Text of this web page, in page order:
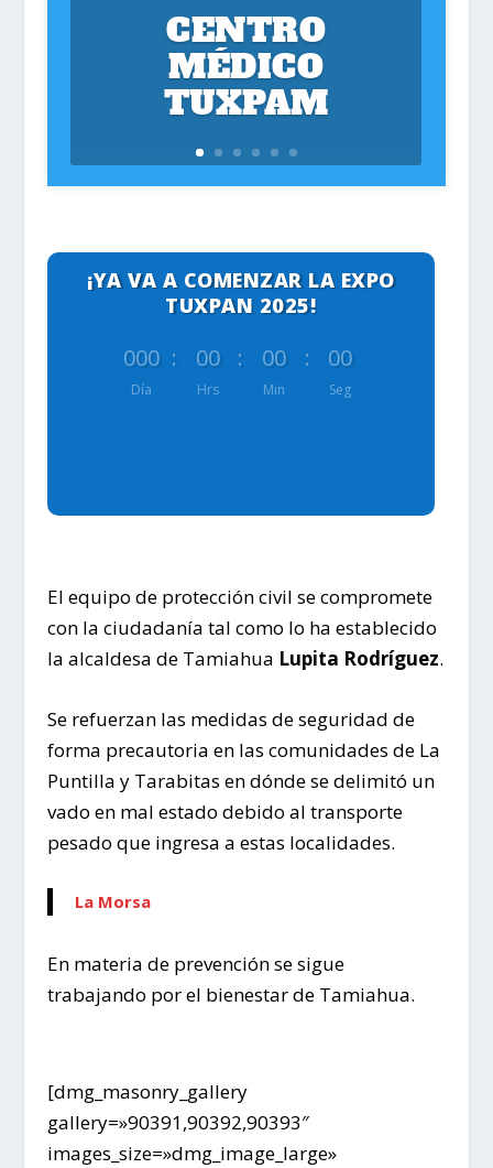
CENTRO
MÉDICO
TUXPAM
¡YA VA A COMENZAR LA EXPO
TUXPAN 2025!
000
Día
: 00
Hrs
: 00
Min
: 00
Seg
El equipo de protección civil se compromete
con la ciudadanía tal como lo ha establecido
la alcaldesa de Tamiahua Lupita Rodríguez.
Se refuerzan las medidas de seguridad de
forma precautoria en las comunidades de La
Puntilla y Tarabitas en dónde se delimitó un
vado en mal estado debido al transporte
pesado que ingresa a estas localidades.
La Morsa
En materia de prevención se sigue
trabajando por el bienestar de Tamiahua.
[dmg_masonry_gallery
gallery=»90391,90392,90393″
images_size=»dmg_image_large»